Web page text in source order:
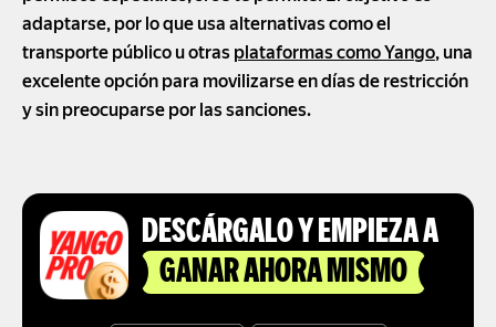
adaptarse, por lo que usa alternativas como el
transporte público u otrasplataformas como Yango, una
excelente opción para movilizarse en días de restricción
y sin preocuparse por las sanciones.
DESCÁRGALO Y EMPIEZA A
GANAR AHORA MISMO